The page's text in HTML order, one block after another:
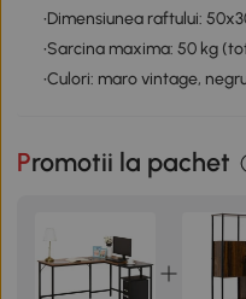
•Dimensiunea raftului:
•Sarcina maxima: 50 kg
•Culori: maro vintage,
Promotii la pachet